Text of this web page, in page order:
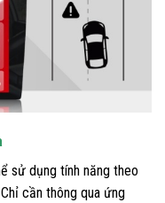
sử dụng tính năng theo
cần thông qua ứng